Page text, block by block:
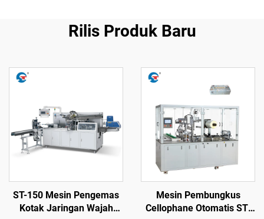
Rilis Produk Baru
ST-150 Mesin Pengemas
Kotak Jaringan Wajah
Mesin Pembungkus
Cellophane Otomatis ST-